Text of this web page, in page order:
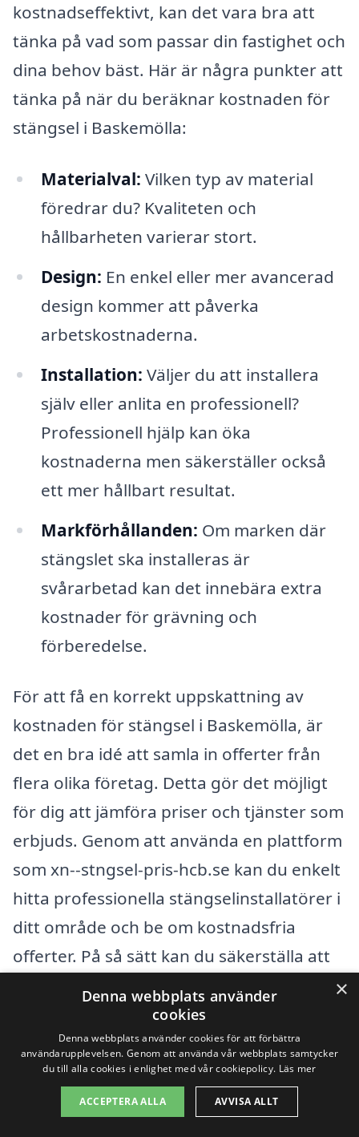
kostnadseffektivt, kan det vara bra att
tänka på vad som passar din fastighet och
dina behov bäst. Här är några punkter att
tänka på när du beräknar kostnaden för
stängsel i Baskemölla:
Materialval: Vilken typ av material
föredrar du? Kvaliteten och
hållbarheten varierar stort.
Design: En enkel eller mer avancerad
design kommer att påverka
arbetskostnaderna.
Installation: Väljer du att installera
själv eller anlita en professionell?
Professionell hjälp kan öka
kostnaderna men säkerställer också
ett mer hållbart resultat.
Markförhållanden: Om marken där
stängslet ska installeras är
svårarbetad kan det innebära extra
kostnader för grävning och
förberedelse.
För att få en korrekt uppskattning av
kostnaden för stängsel i Baskemölla, är
det en bra idé att samla in offerter från
flera olika företag. Detta gör det möjligt
för dig att jämföra priser och tjänster som
erbjuds. Genom att använda en plattform
som xn--stngsel-pris-hcb.se kan du enkelt
hitta professionella stängselinstallatörer i
ditt område och be om kostnadsfria
offerter. På så sätt kan du säkerställa att
du får det bästa erbjudandet för dina
Få 3 erbjudanden, gratis och utan
förpliktelser
×
Denna webbplats använder
cookies
Denna webbplats använder cookies för att förbättra
användarupplevelsen. Genom att använda vår webbplats samtycker
du till alla cookies i enlighet med vår cookiepolicy. Läs mer
ACCEPTERA ALLA AVVISA ALLT